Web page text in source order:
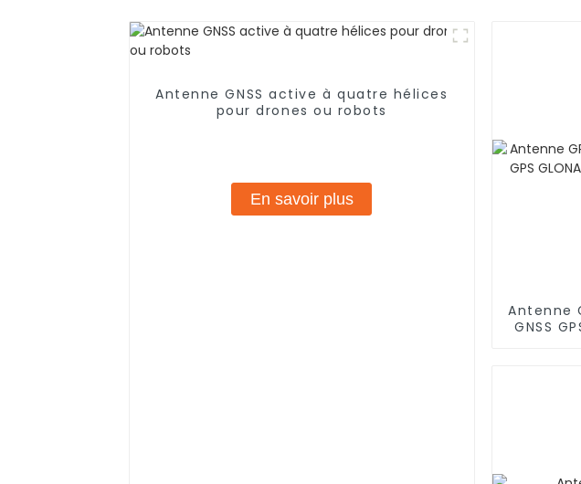
Antenne GNSS active à quatre hélices
pour drones ou robots
En savoir plus
Antenne
GNSS